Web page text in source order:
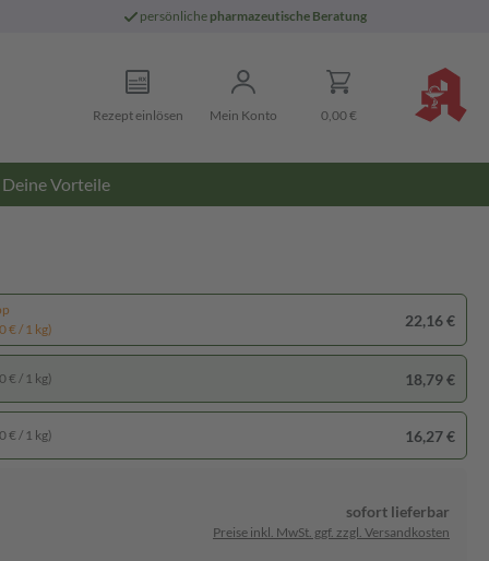
persönliche pharmazeutische Beratung
Rezept einlösen Mein Konto 0,00 €
Deine Vorteile
€ / 1 kg)
22,16 €
€ / 1 kg) 18,79 €
€ / 1 kg) 16,27 €
sofort lieferbar
Preise inkl. MwSt. ggf. zzgl. Versandkosten